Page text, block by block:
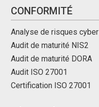
CONFORMITÉ
Analyse de risques cyber
Audit de maturité NIS2
Audit de maturité DORA
Audit ISO 27001
Certification ISO 27001